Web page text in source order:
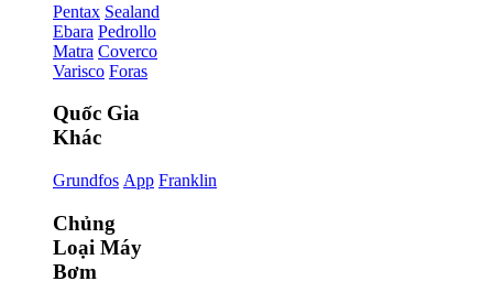
Pentax Sealand
Ebara Pedrollo
Matra Coverco
Varisco Foras
Quốc Gia
Khác
Grundfos App Franklin
Chủng
Loại Máy
Bơm